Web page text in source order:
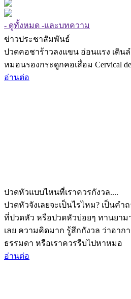
- ดูทั้งหมด -และบทความ
ข่าวประชาสัมพันธ์
ปวดคอชาร้าวลงแขน อ่อนแรง เดินล
หมอนรองกระดูกคอเสื่อม Cervical
อ่านต่อ
ปวดหัวแบบไหนที่เราควรกังวล....
ปวดหัวจังเลยจะเป็นไรไหม? เป็นค
ที่ปวดหัว หรือปวดหัวบ่อยๆ ทานยา
เลย ความคิดมาก รู้สึกกังวล ว่าอาก
ธรรมดา หรือเราควรรีบไปหาหมอ
อ่านต่อ